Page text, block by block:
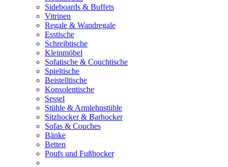
Sideboards & Buffets
Vitrinen
Regale & Wandregale
Esstische
Schreibtische
Kleinmöbel
Sofatische & Couchtische
Spieltische
Beistelltische
Konsolentische
Sessel
Stühle & Armlehnstühle
Sitzhocker & Barhocker
Sofas & Couches
Bänke
Betten
Poufs und Fußhocker